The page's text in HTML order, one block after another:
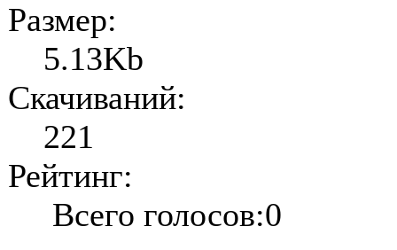
Размер:
5.13Kb
Скачиваний:
221
Рейтинг:
Всего голосов:0